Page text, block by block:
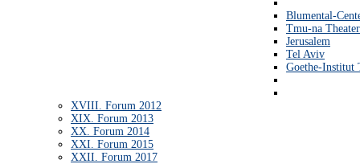
Blumental-
Tmu-na Theater
Jerusalem
Tel Aviv
Goethe-Institut
XVIII. Forum 2012
XIX. Forum 2013
XX. Forum 2014
XXI. Forum 2015
XXII. Forum 2017